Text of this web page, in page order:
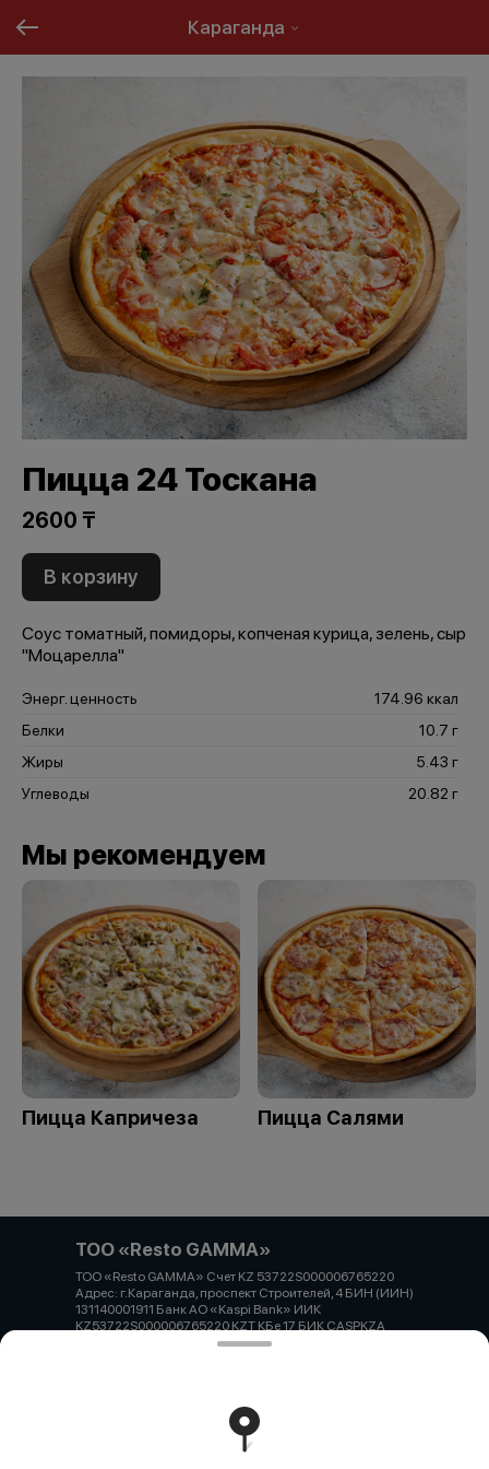
Караганда
Пицца 24 Тоскана
2600 ₸
В корзину
Соус томатный, помидоры, копченая курица, зелень, сыр
"Моцарелла"
Энерг. ценность
174.96 ккал
Белки
10.7 г
Жиры
5.43 г
Углеводы
20.82 г
Мы рекомендуем
Пицца Капричеза Пицца Салями
ТОО «Resto GAMMA»
ТОО «Resto GAMMA» Счет KZ 53722S000006765220
Адрес: г.Караганда, проспект Строителей, 4 БИН (ИИН)
131140001911 Банк АО «Kaspi Bank» ИИК
KZ53722S000006765220 KZT КБе 17 БИК CASPKZA
Работает на эффективном ядреFoodpicásso